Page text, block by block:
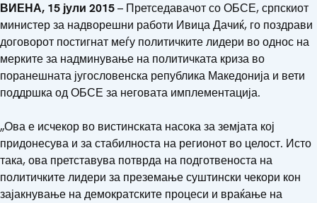
ВИЕНА, 15 јули 2015– Претседавачот со ОБСЕ, српскиот
министер за надворешни работи Ивица Дачиќ, го поздрави
договорот постигнат меѓу политичките лидери во однос на
мерките за надминување на политичката криза во
поранешната југословенска република Македонија и вети
поддршка од ОБСЕ за неговата имплементација.
„Ова е исчекор во вистинската насока за земјата кој
придонесува и за стабилноста на регионот во целост. Исто
така, ова претставува потврда на подготвеноста на
политичките лидери за преземање суштински чекори кон
зајакнување на демократските процеси и враќање на